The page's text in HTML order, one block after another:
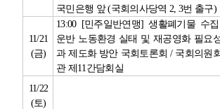
국민은행 앞(국회의사당역2, 3번 출구)
11/21
(금)
13:00 [민주일반연맹]생활폐기물 수집
운반 노동환경 실태 및 재공영화 필요
과 제도화 방안 국회토론회/ 국회의원회
관 제 11간담회실
11/22
(토)